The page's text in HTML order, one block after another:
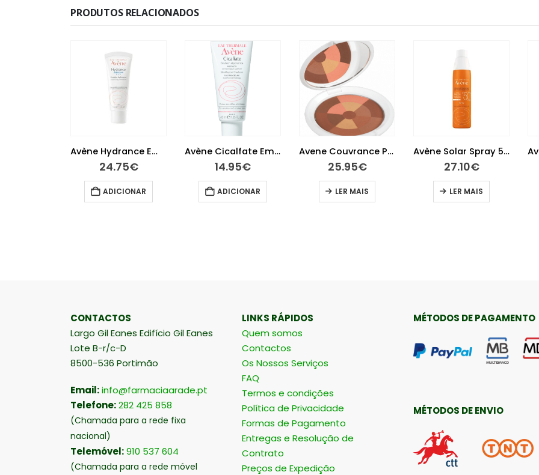
PRODUTOS RELACIONADOS
14.95€
ADICIONAR
Avene Couvrance Po Mosaico Bronzeado 9 G
25.95€
LER MAIS
Avène Solar Spray 50+ 200 ml
27.10€
LER MAIS
Avene Hydrance Creme Rico 40 ml
25.70€
ADICIONAR
CONTACTOS
Largo Gil Eanes Edifício Gil Eanes
Lote B-r/c-D
8500-536 Portimão
Email:info@farmaciaarade.pt
Telefone:282 425 858
(Chamada para a rede fixa
nacional)
Telemóvel:910 537 604
(Chamada para a rede móvel
LINKS RÁPIDOS
Quem somos
Contactos
Os Nossos Serviços
FAQ
Termos e condições
Política de Privacidade
Formas de Pagamento
Entregas e Resolução de
Contrato
Preços de Expedição
MÉTODOS DE PAGAMENTO
MÉTODOS DE ENVIO